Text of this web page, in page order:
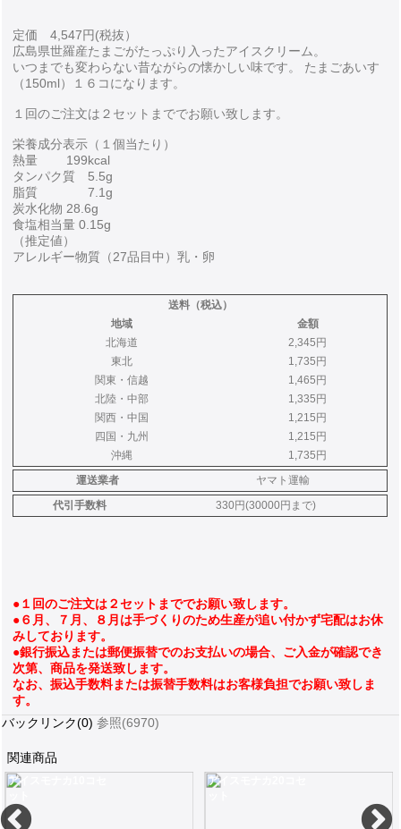
定価 4,547円(税抜）
広島県世羅産たまごがたっぷり入ったアイスクリーム。
いつまでも変わらない昔ながらの懐かしい味です。 たまごあいす
（150ml）１６コになります。
１回のご注文は２セットまででお願い致します。
栄養成分表示（１個当たり）
熱量 199kcal
タンパク質 5.5g
脂質 7.1g
炭水化物 28.6g
食塩相当量 0.15g
（推定値）
アレルギー物質（27品目中）乳・卵
送料（税込）
地域
金額
北海道
2,345円
東北
1,735円
関東・信越
1,465円
北陸・中部
1,335円
関西・中国
1,215円
四国・九州
1,215円
沖縄
1,735円
運送業者
ヤマト運輸
代引手数料
330円(30000円まで)
●１回のご注文は２セットまででお願い致します。
●６月、７月、８月は手づくりのため生産が追い付かず宅配はお休
みしております。
●銀行振込または郵便振替でのお支払いの場合、ご入金が確認でき
次第、商品を発送致します。
なお、振込手数料または振替手数料はお客様負担でお願い致しま
す。
バックリンク(0) 参照(6970)
関連商品
アイスモナカ10コセ
アイスモナカ20コセ